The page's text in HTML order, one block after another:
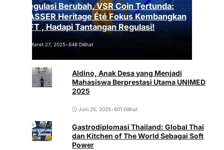
Regulasi Berubah, VSR Coin Tertunda:
VASSER Heritage Été Fokus Kembangkan
NFT , Hadapi Tantangan Regulasi!
Maret 27, 2025•648 Dilihat
Aldino, Anak Desa yang Menjadi
Mahasiswa Berprestasi Utama UNIMED
2025
Juni 25, 2025•601 Dilihat
Gastrodiplomasi Thailand: Global Thai
dan Kitchen of The World Sebagai Soft
Power